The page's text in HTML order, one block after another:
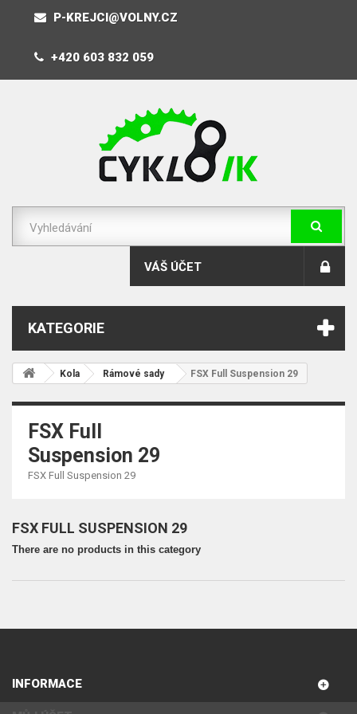
P-KREJCI@VOLNY.CZ
+420 603 832 059
VÁŠ ÚČET
KATEGORIE
Kola Rámové sady FSX Full Suspension 29
FSX Full
Suspension 29
FSX Full Suspension 29
FSX FULL SUSPENSION 29
There are no products in this category
INFORMACE